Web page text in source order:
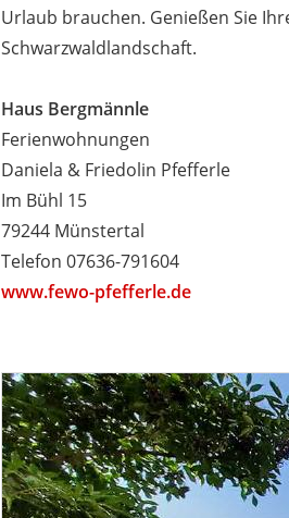
Urlaub brauchen. Genießen Sie
Schwarzwaldlandschaft.
Haus Bergmännle
Ferienwohnungen
Daniela & Friedolin Pfefferle
Im Bühl 15
79244 Münstertal
Telefon 07636-791604
www.fewo-pfefferle.de